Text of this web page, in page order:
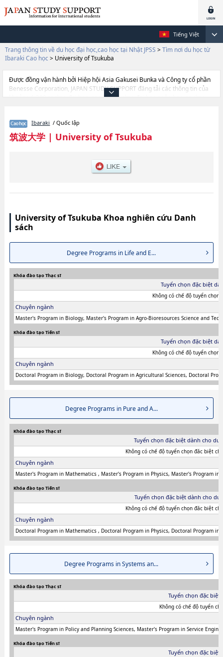
Tiếng Việt
Trang thông tin về du học đại học,cao học tại Nhật JPSS > Tìm nơi du học từ
Ibaraki Cao học > University of Tsukuba
Được đồng vận hành bởi Hiệp hội Asia Gakusei Bunka và Công ty cổ phần
Benesse Corporation, JAPAN STUDY SUPPORT đăng tải các thông tin của
khoảng 1.300 trường đại học, cao học, trường đại học ngắn hạn, trường
cần thiết dành cho du học sinh, như là về các Degree Programs in Life and
Earth ScienceshoặcDegree Programs in Pure and Applied
ScienceshoặcDegree Programs in Systems and Information
Programs in Humanities and Social ScienceshoặcDegree Programs in
Comprehensive Human Sciences（Informatics）hoặcDegree Programs in
Sciences）hoặcDegree Programs in Comprehensive Human Sciences
(Tokyo Campus)hoặcMBA Program in International BusinesshoặcJoint
Master's Degree Program in Sustainability and Environmental
ScienceshoặcInternational Joint Degree Master's Program in Agro-
Biomedical Science in Food and HealthhoặcJoint Master's Program in
International Development and Peace through SporthoặcJoint Doctoral
Program in Advanced Physical Education and Sports for Higher
EducationhoặcSchool of Integrative and Global Majors（Ph.D. Program in
Humanics）, thông tin về từng khoa nghiên cứu, thông tin liên quan đến
thi tuyển như số lượng tuyển sinh, số lượng trúng tuyển, cở sở trang thiết
bị, hướng dẫn địa điểm v.v...
Ibaraki / Quốc lập
筑波大学| University of Tsukuba
University of Tsukuba Khoa nghiên cứu Danh
sách
Degree Programs in Life and E...
Khóa đào tạo Thạc sĩ
Tuyển chọn đặc biệt
Không có chế độ tuyển chọn
Chuyên ngành
Master's Program in Biology, Master's Program in Agro-Bioresources Science and
Khóa đào tạo Tiến sĩ
Tuyển chọn đặc biệt
Không có chế độ tuyển chọn
Chuyên ngành
Doctoral Program in Biology, Doctoral Program in Agricultural Sciences, Doctoral
Degree Programs in Pure and A...
Khóa đào tạo Thạc sĩ
Tuyển chọn đặc biệt dành cho du
Không có chế độ tuyển chọn đăc biệt
Chuyên ngành
Master's Program in Mathematics , Master's Program in Physics, Master's Program
Khóa đào tạo Tiến sĩ
Tuyển chọn đặc biệt dành cho du
Không có chế độ tuyển chọn đăc biệt
Chuyên ngành
Doctoral Program in Mathematics , Doctoral Program in Physics, Doctoral Program
Degree Programs in Systems an...
Khóa đào tạo Thạc sĩ
Tuyển chọn đặc
Không có chế độ tuyển
Chuyên ngành
Master's Program in Policy and Planning Sciences, Master's Program in Service
Khóa đào tạo Tiến sĩ
Tuyển chọn đặc